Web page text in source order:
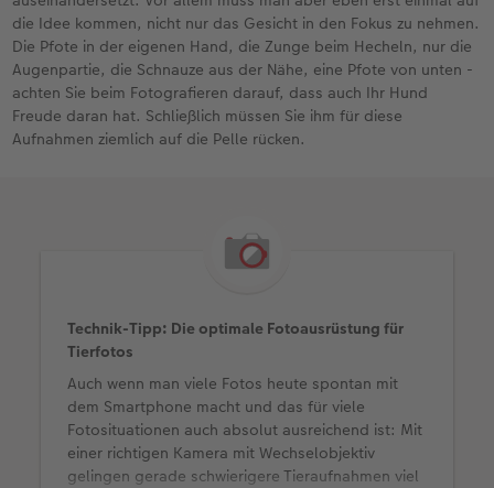
die Idee kommen, nicht nur das Gesicht in den Fokus zu nehmen.
Die Pfote in der eigenen Hand, die Zunge beim Hecheln, nur die
Augenpartie, die Schnauze aus der Nähe, eine Pfote von unten -
achten Sie beim Fotografieren darauf, dass auch Ihr Hund
Freude daran hat. Schließlich müssen Sie ihm für diese
Aufnahmen ziemlich auf die Pelle rücken.
Technik-Tipp: Die optimale Fotoausrüstung für
Tierfotos
Auch wenn man viele Fotos heute spontan mit
dem Smartphone macht und das für viele
Fotosituationen auch absolut ausreichend ist: Mit
einer richtigen Kamera mit Wechselobjektiv
gelingen gerade schwierigere Tieraufnahmen viel